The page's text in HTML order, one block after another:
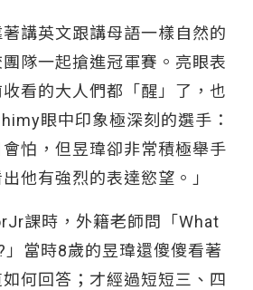
講英文跟講母語一樣自然的
隊一起搶進冠軍賽。亮眼表
看的大人們都「醒」了，也
眼中印象極深刻的選手：
會怕，但昱瑋卻非常積極舉手
他有強烈的表達慾望。」
課時，外籍老師問「What
當時8歲的昱瑋還傻傻看著
何回答；才經過短短三、四